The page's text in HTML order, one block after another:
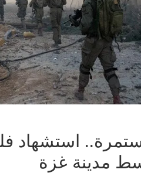
استشهاد
مدينة غزة